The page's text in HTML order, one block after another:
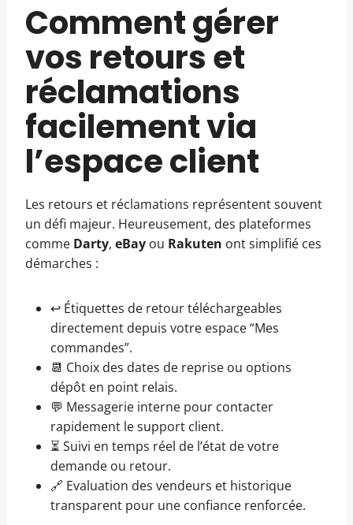
Comment gérer
vos retours et
réclamations
facilement via
l’espace client
Les retours et réclamations représentent souvent
un défi majeur. Heureusement, des plateformes
comme Darty, eBay ou Rakuten ont simplifié ces
démarches :
↩️ Étiquettes de retour téléchargeables
directement depuis votre espace “Mes
commandes”.
📆 Choix des dates de reprise ou options
dépôt en point relais.
💬 Messagerie interne pour contacter
rapidement le support client.
⏳ Suivi en temps réel de l’état de votre
demande ou retour.
🔗 Evaluation des vendeurs et historique
transparent pour une confiance renforcée.